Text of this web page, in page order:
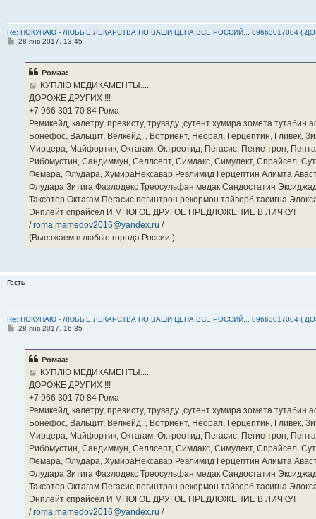
Re: ПОКУПАЮ - ЛЮБЫЕ ЛЕКАРСТВА ПО ВАШИ ЦЕНА ВСЕ РОССИЙ... 89663017084 (
С28 янв 2017, 13:45
Ромаа:
КУПЛЮ МЕДИКАМЕНТЫ....
ДОРОЖЕ ДРУГИХ !!!
‪+7 966 301 70 84‬ Рома
Ремикейд, калетру, презисту, труваду ,сутент хумира зомета
Бонефос, Вальцит, Велкейд, , Вотриент, Неорал, Герцептин, Гливек,
Мирцера, Майфортик, Октагам, Октреотид, Пегасис, Пегие трон,
Рибомустин, Сандиммун, Селлсепт, Симдакс, Симулект, Спрайсел,
Фемара, Флудара, ХумираНексавар Ревлимид Герцептин Алимта
Флудара Зитига Фазлодекс Треосульфан медак Сандостатин
Таксотер Октагам Пегасис пегинтрон рекормон тайверб тасигна
Энплейт спрайсел И МНОГОЕ ДРУГОЕ ПРЕДЛОЖЕНИЕ В ЛИЧКУ!
/roma.mamedov2016@yandex.ru /
(Выезжаем в любые города России.)
Гость
Re: ПОКУПАЮ - ЛЮБЫЕ ЛЕКАРСТВА ПО ВАШИ ЦЕНА ВСЕ РОССИЙ... 89663017084 (
С28 янв 2017, 16:35
Ромаа:
КУПЛЮ МЕДИКАМЕНТЫ....
ДОРОЖЕ ДРУГИХ !!!
‪+7 966 301 70 84‬ Рома
Ремикейд, калетру, презисту, труваду ,сутент хумира зомета
Бонефос, Вальцит, Велкейд, , Вотриент, Неорал, Герцептин, Гливек,
Мирцера, Майфортик, Октагам, Октреотид, Пегасис, Пегие трон,
Рибомустин, Сандиммун, Селлсепт, Симдакс, Симулект, Спрайсел,
Фемара, Флудара, ХумираНексавар Ревлимид Герцептин Алимта
Флудара Зитига Фазлодекс Треосульфан медак Сандостатин
Таксотер Октагам Пегасис пегинтрон рекормон тайверб тасигна
Энплейт спрайсел И МНОГОЕ ДРУГОЕ ПРЕДЛОЖЕНИЕ В ЛИЧКУ!
/roma.mamedov2016@yandex.ru /